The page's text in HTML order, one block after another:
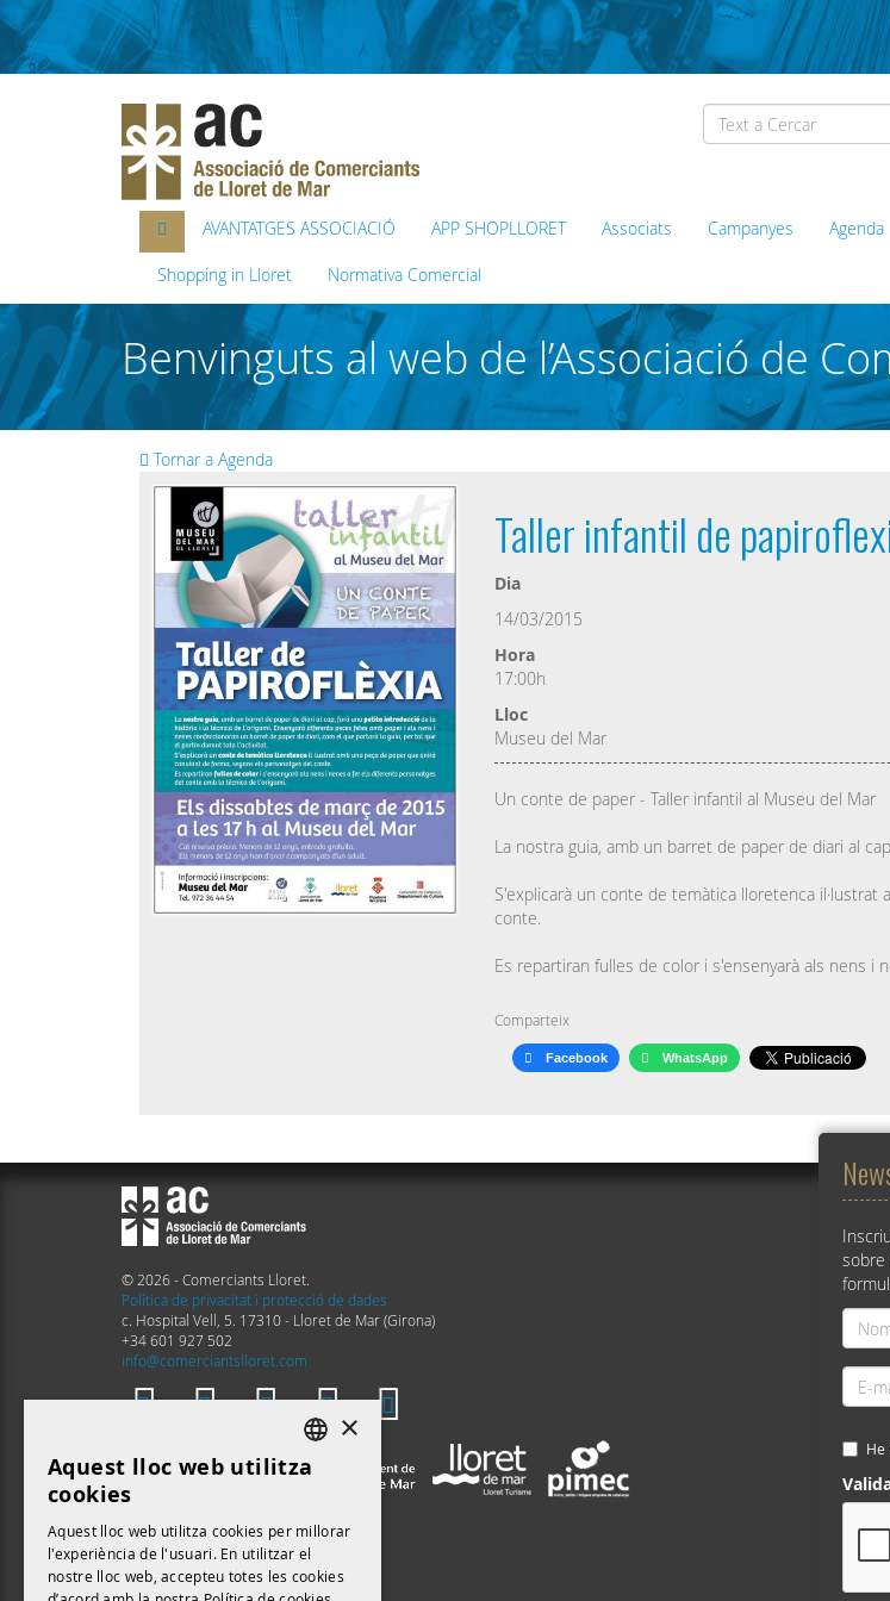
AVANTATGES ASSOCIACIÓ APP SHOPLLORET Associats Campanyes Agenda
Shopping in Lloret Normativa Comercial
Benvinguts al web de l’Associació de
Tornar a Agenda
Taller infantil de
Dia
14/03/2015
Hora
17:00h
Lloc
Museu del Mar
Un conte de paper - Taller infantil al Museu del Mar
La nostra guia, amb un barret de paper de diari al
S'explicarà un conte de temàtica lloretenca
conte.
Es repartiran fulles de color i s'ensenyarà als nens
Comparteix
Facebook WhatsApp
© 2026 - Comerciants Lloret.
Política de privacitat i protecció de dades
c. Hospital Vell, 5. 17310 - Lloret de Mar (Girona)
+34 601 927 502
info@comerciantslloret.com
sobre
Nom
*
E-
mail
He
DEFAULT LANGUAGE
×
Aquest lloc web utilitza
cookies
Aquest lloc web utilitza cookies per millorar
l'experiència de l'usuari. En utilitzar el
nostre lloc web, accepteu totes les cookies